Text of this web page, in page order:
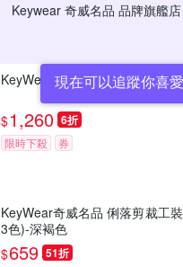
Keywear 奇威名品 品牌旗艦店
現在可以追蹤你喜
KeyWear奇威名品 麻料寬鬆剪
$1,260 6折
限時下殺 券
KeyWear奇威名品 俐落剪裁工
3色)-深褐色
$659 51折